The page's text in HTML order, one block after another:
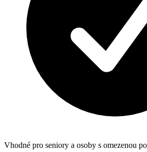
Vhodné pro seniory a osoby s omezenou